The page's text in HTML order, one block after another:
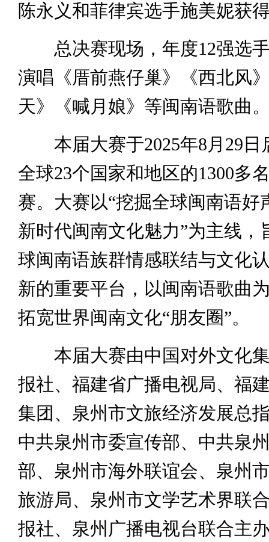
陈永义和菲律宾选手施美妮获
总决赛现场，年度12强选手
演唱《厝前燕仔巢》《西北风
天》《喊月娘》等闽南语歌曲
本届大赛于2025年8月29日
全球23个国家和地区的1300多
赛。大赛以“挖掘全球闽南语好
新时代闽南文化魅力”为主线，
球闽南语族群情感联结与文化
新的重要平台，以闽南语歌曲
拓宽世界闽南文化“朋友圈”。
本届大赛由中国对外文化集
报社、福建省广播电视局、福
集团、泉州市文旅经济发展总
中共泉州市委宣传部、中共泉
部、泉州市海外联谊会、泉州
旅游局、泉州市文学艺术界联
报社、泉州广播电视台联合主